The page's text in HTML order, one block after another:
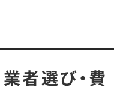
者選び・費